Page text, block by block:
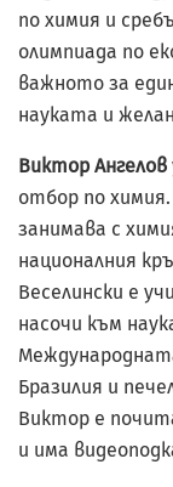
по химия и
олимпиада по
важното за
науката и
Виктор Ангелов
отбор по химия.
занимава с
националния
Веселински е
насочи към
Бразилия и
Виктор е
и има